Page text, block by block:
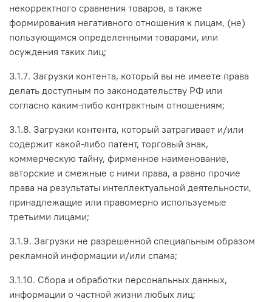
некорректного сравнения товаров, а также
формирования негативного отношения к лицам, (не)
пользующимся определенными товарами, или
осуждения таких лиц;
3.1.7. Загрузки контента, который вы не имеете права
делать доступным по законодательству РФ или
согласно каким-либо контрактным отношениям;
3.1.8. Загрузки контента, который затрагивает и/или
содержит какой-либо патент, торговый знак,
коммерческую тайну, фирменное наименование,
авторские и смежные с ними права, а равно прочие
права на результаты интеллектуальной деятельности,
принадлежащие или правомерно используемые
третьими лицами;
3.1.9. Загрузки не разрешенной специальным образом
рекламной информации и/или спама;
3.1.10. Сбора и обработки персональных данных,
информации о частной жизни любых лиц;